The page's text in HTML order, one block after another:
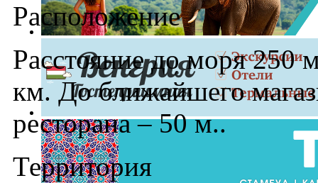
Расположение
Расстояние до моря 250
км. До ближайшего
ресторана – 50 м..
Территория